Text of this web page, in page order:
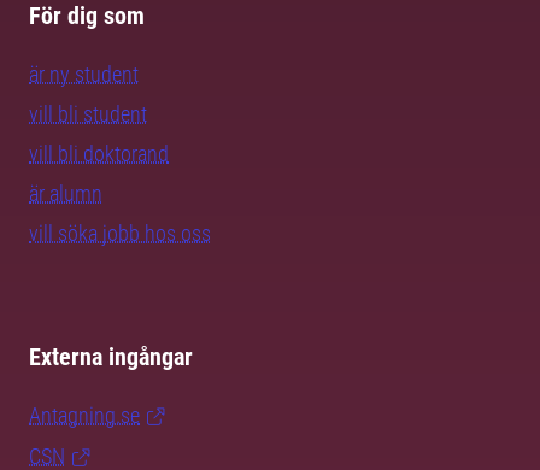
För dig som
är ny student
vill bli student
vill bli doktorand
är alumn
vill söka jobb hos oss
Externa ingångar
Antagning.se
CSN